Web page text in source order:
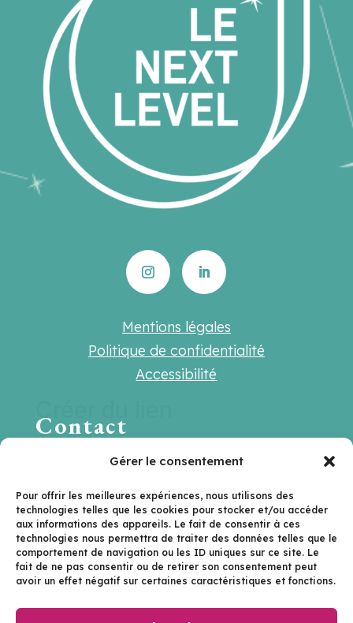
Gérer le consentement
Pour offrir les meilleures expériences, nous utilisons des
technologies telles que les cookies pour stocker et/ou accéder
aux informations des appareils. Le fait de consentir à ces
technologies nous permettra de traiter des données telles que le
comportement de navigation ou les ID uniques sur ce site. Le
fait de ne pas consentir ou de retirer son consentement peut
avoir un effet négatif sur certaines caractéristiques et fonctions.
Mentions légales
Politique de confidentialité
Accessibilité
Contact
Une question ? Une suggestion ? Une
Contactez-nous sur
hello@lenextlevel.org
Je m'inscris à la newsletter